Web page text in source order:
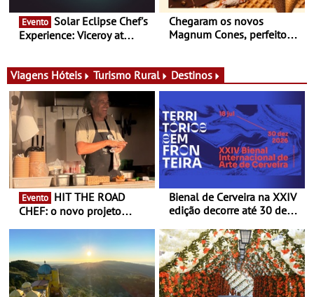
Evento
Experience: Viceroy at
exclusiva
Chegaram os novos
Magnum Cones, perfeitos
Viagens Hóteis Turismo Rural Destinos
Evento
CHEF: o novo projeto
Queiroz Ribeiro - Um novo
conceito gastronómico
itinerante que percorre
Portugal
Bienal de Cerveira na XXIV
edição decorre até 30 de
enquanto “Territórios sem
Fronteira”